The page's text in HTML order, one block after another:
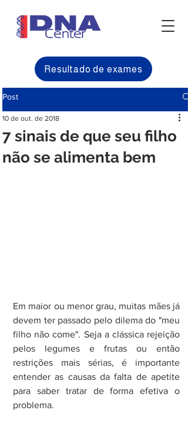
Resultado de exames
Post
7 sinais de que seu filho
não se alimenta bem
10 de out. de 2018
Em maior ou menor grau, muitas mães já
devem ter passado pelo dilema do "meu
filho não come". Seja a clássica rejeição
pelos legumes e frutas ou então
restrições mais sérias, é importante
entender as causas da falta de apetite
para saber tratar de forma efetiva o
problema.